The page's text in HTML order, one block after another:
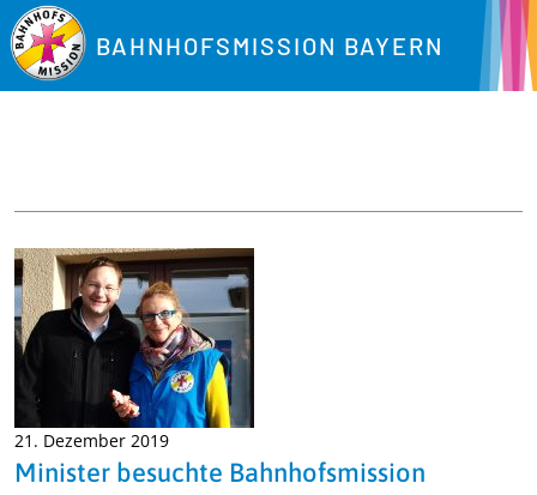
BAHNHOFSMISSION BAYERN
21. Dezember 2019
Minister besuchte Bahnhofsmission